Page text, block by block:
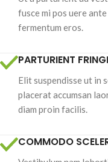
fusce mi pos uere
fermentum eros.
PARTURIENT
Elit suspendisse ut in
placerat accumsan
diam proin facilis.
COMMODO